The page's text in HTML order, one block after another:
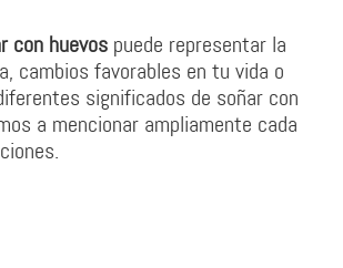
con huevos puede representar la
cambios favorables en tu vida o
significados de soñar con
a mencionar ampliamente cada